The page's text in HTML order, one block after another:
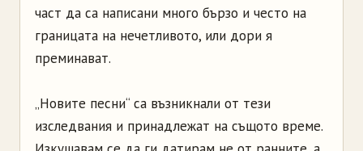
част да са написани много бързо и често на
границата на нечетливото, или дори я
преминават.
„Новите песни“ са възникнали от тези
изследвания и принадлежат на същото време.